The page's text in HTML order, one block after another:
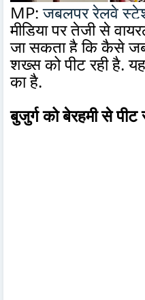
MP:जबलपुर रेलवे
मीडिया पर तेजी से
जा सकता है कि कैसे
शख्स को पीट रही है.
का है.
बुजुर्ग को बेरहमी से पीट